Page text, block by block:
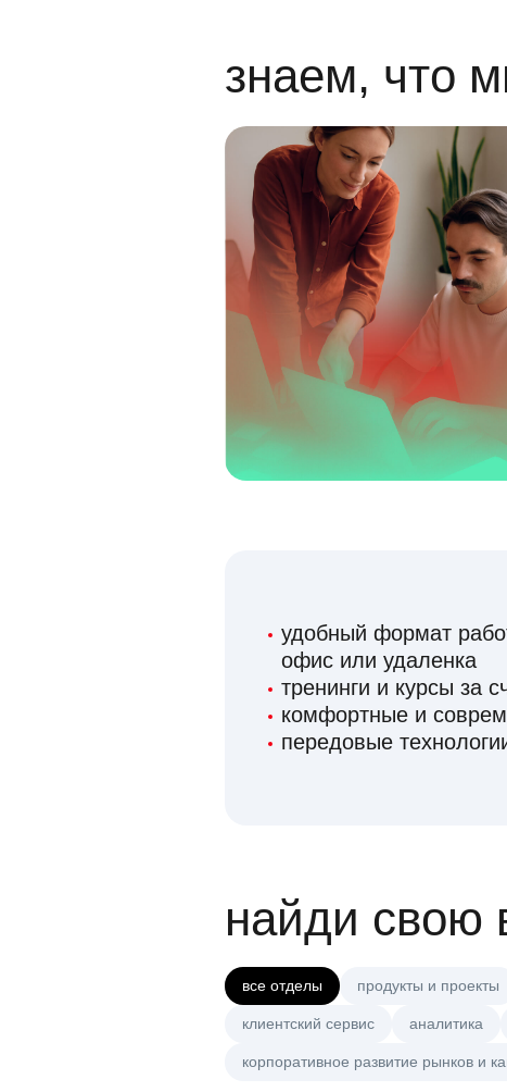
знаем, что
удобный формат
офис или удаленка
тренинги и курсы за
комфортные и
передовые
найди свою
все отделы продукты и проекты
клиентский сервис аналитика
корпоративное развитие рынков и